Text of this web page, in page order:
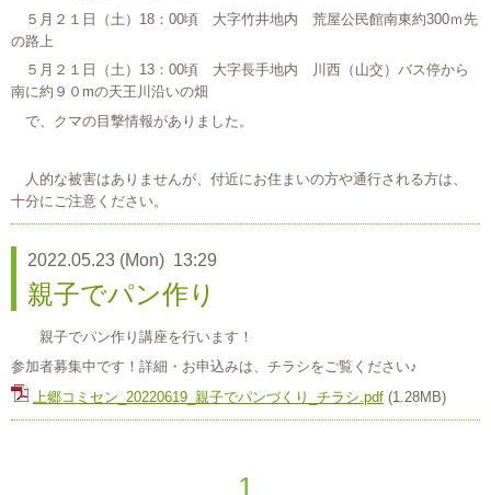
５月２１日（土）18：00頃 大字竹井地内 荒屋公民館南東約300ｍ先
の路上
５月２１日（土）13：00頃 大字長手地内 川西（山交）バス停から
南に約９０mの天王川沿いの畑
で、クマの目撃情報がありました。
人的な被害はありませんが、付近にお住まいの方や通行される方は、
十分にご注意ください。
2022.05.23 (Mon) 13:29
親子でパン作り
親子でパン作り講座を行います！
参加者募集中です！詳細・お申込みは、チラシをご覧ください♪
上郷コミセン_20220619_親子でパンづくり_チラシ.pdf (1.28MB)
1